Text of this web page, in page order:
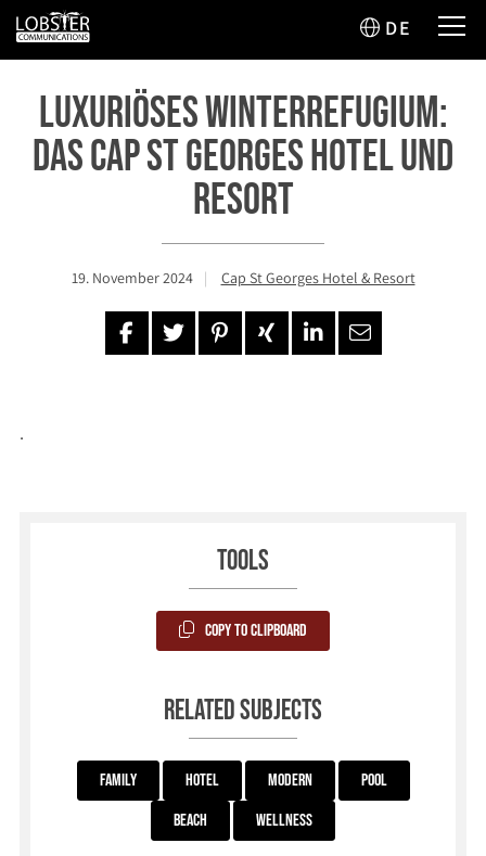
DE
Luxuriöses Winterrefugium:
Das Cap St Georges Hotel und
Resort
19. November 2024 Cap St Georges Hotel & Resort
.
Tools
Copy to Clipboard
Related subjects
Family Hotel Modern
Pool
Beach
Wellness